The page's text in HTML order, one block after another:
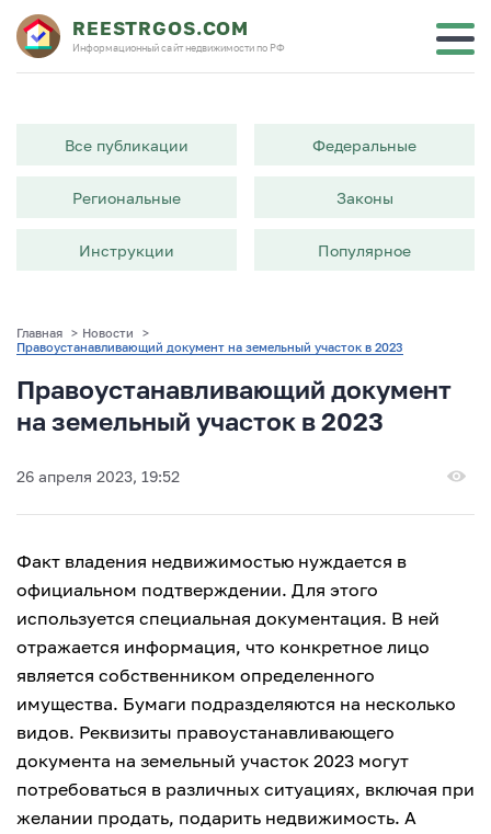
REESTRGOS.COM
Информационный сайт недвижимости по РФ
Все публикации Федеральные
Региональные Законы
Инструкции Популярное
Главная > Новости
>
Правоустанавливающий документ на земельный участок в 2023
Правоустанавливающий документ
на земельный участок в 2023
26 апреля 2023, 19:52
Факт владения недвижимостью нуждается в
официальном подтверждении. Для этого
используется специальная документация. В ней
отражается информация, что конкретное лицо
является собственником определенного
имущества. Бумаги подразделяются на несколько
видов. Реквизиты правоустанавливающего
документа на земельный участок 2023 могут
потребоваться в различных ситуациях, включая при
желании продать, подарить недвижимость. А